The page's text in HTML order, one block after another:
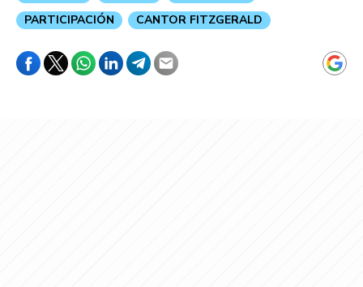
PARTICIPACIÓN
CANTOR FITZGERALD